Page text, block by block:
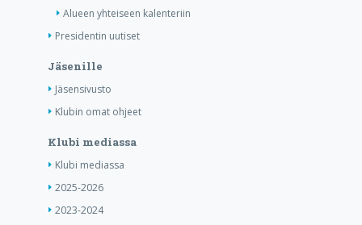
Alueen yhteiseen kalenteriin
Presidentin uutiset
Jäsenille
Jäsensivusto
Klubin omat ohjeet
Klubi mediassa
Klubi mediassa
2025-2026
2023-2024